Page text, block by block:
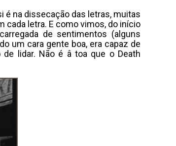
é na dissecação das letras, muitas
cada letra. E como vimos, do início
de sentimentos (alguns
um cara gente boa, era capaz de
lidar. Não é â toa que o Death